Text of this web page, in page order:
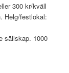
300 kr/kväll
Helg/festlokal:
sällskap. 1000